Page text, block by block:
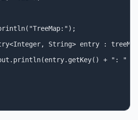
String> entry :
+ ": " +